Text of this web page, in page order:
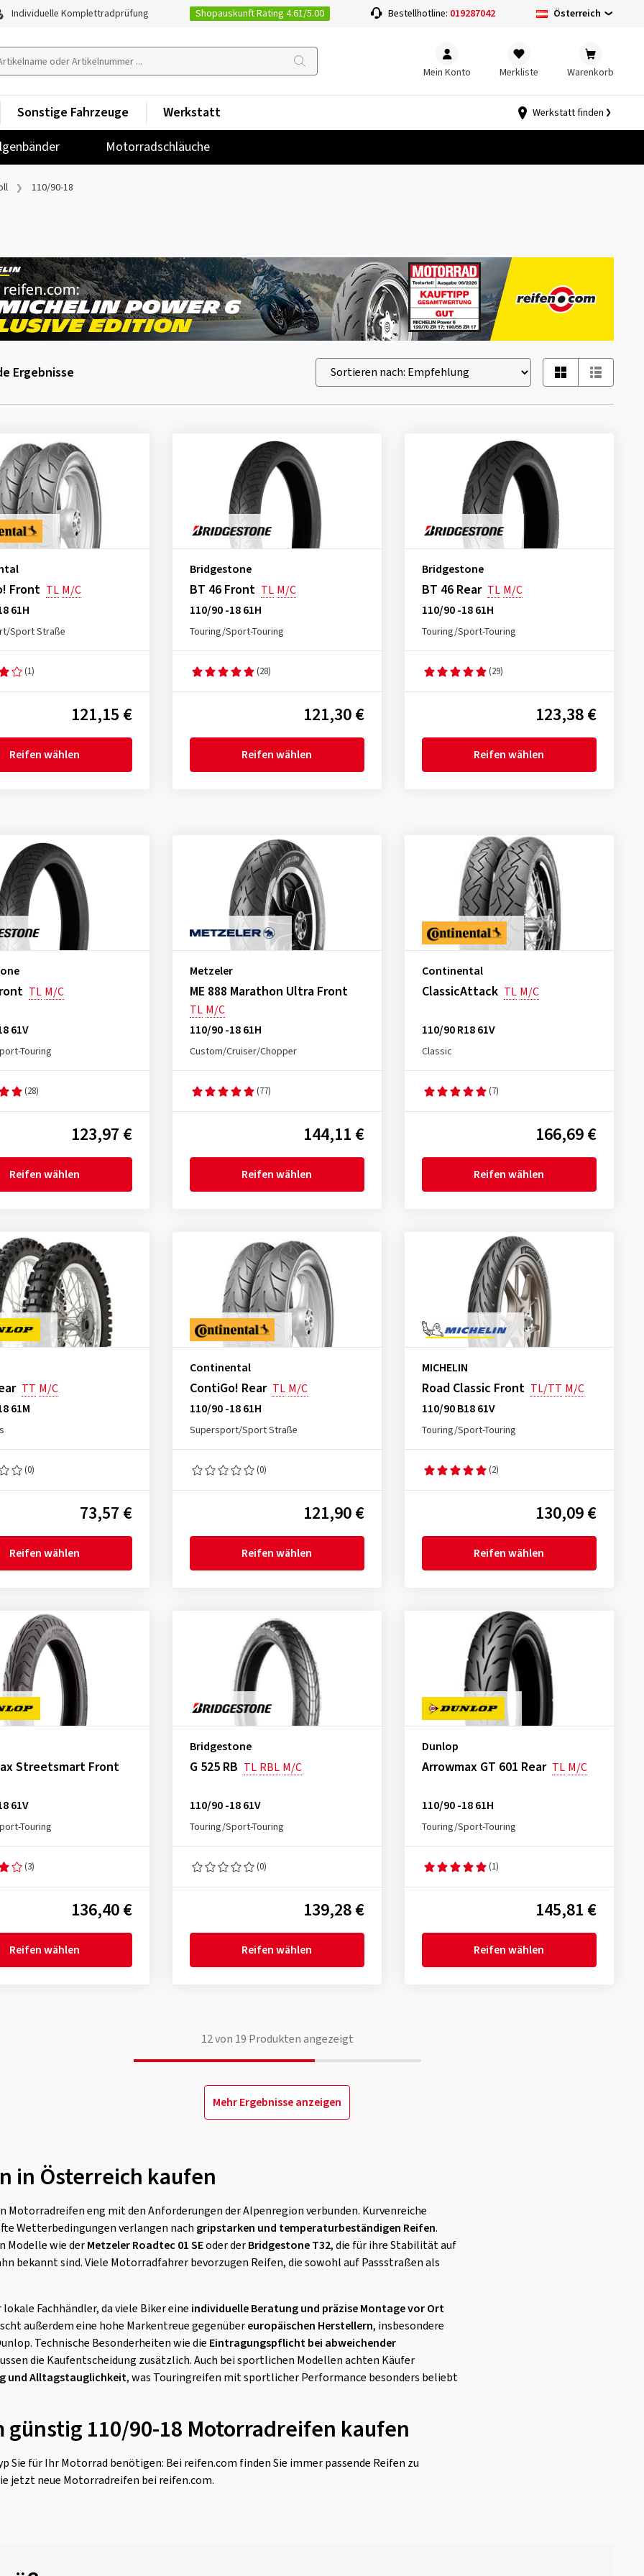
Individuelle Komplettradprüfung Shopauskunft Rating 4.61/5.00 Bestellhotline: 019287042 Österreich
Mein Konto Merkliste Warenkorb
Motorradschläuche
Sonstige Fahrzeuge Werkstatt Werkstatt finden
110/90-18
Ergebnisse
Front TL M/C
61H
Sport Straße
(1)
121,15 €
Reifen wählen
Bridgestone
BT 46 Front TL M/C
110/90 -18 61H
Touring/Sport-Touring
(28)
121,30 €
Reifen wählen
Bridgestone
BT 46 Rear TL M/C
110/90 -18 61H
Touring/Sport-Touring
(29)
123,38 €
Reifen wählen
TL M/C
61V
Touring
(28)
123,97 €
Reifen wählen
Metzeler
ME 888 Marathon Ultra Front
TL M/C
110/90 -18 61H
Custom/Cruiser/Chopper
(77)
144,11 €
Reifen wählen
Continental
ClassicAttack TL M/C
110/90 R18 61V
Classic
(7)
166,69 €
Reifen wählen
TT M/C
61M
(0)
73,57 €
Reifen wählen
Continental
ContiGo! Rear TL M/C
110/90 -18 61H
Supersport/Sport Straße
(0)
121,90 €
Reifen wählen
MICHELIN
Road Classic Front TL/TT M/C
110/90 B18 61V
Touring/Sport-Touring
(2)
130,09 €
Reifen wählen
Streetsmart Front
61V
Touring
(3)
136,40 €
Reifen wählen
Bridgestone
G 525 RB TL RBL M/C
110/90 -18 61V
Touring/Sport-Touring
(0)
139,28 €
Reifen wählen
Dunlop
Arrowmax GT 601 Rear TL M/C
110/90 -18 61H
Touring/Sport-Touring
(1)
145,81 €
Reifen wählen
12von 19 Produkten angezeigt
Mehr Ergebnisse anzeigen
in Österreich kaufen
Motorradreifen eng mit den Anforderungen der Alpenregion verbunden. Kurvenreiche
Wetterbedingungen verlangen nach gripstarken und temperaturbeständigen Reifen.
Modelle wie derMetzeler Roadtec 01 SEoder derBridgestone T32, die für ihre Stabilität auf
bekannt sind. Viele Motorradfahrer bevorzugen Reifen, die sowohl auf Passstraßen als
Fachhändler, da viele Biker eine individuelle Beratung und präzise Montage vor Ort
außerdem eine hohe Markentreue gegenübereuropäischen Herstellern, insbesondere
Technische Besonderheiten wie die Eintragungspflicht bei abweichender
die Kaufentscheidung zusätzlich. Auch bei sportlichen Modellen achten Käufer
und Alltagstauglichkeit, was Touringreifen mit sportlicher Performance besonders beliebt
günstig 110/90-18 Motorradreifen kaufen
Sie für Ihr Motorrad benötigen: Bei reifen.com finden Sie immer passende Reifen zu
jetzt neue Motorradreifen bei reifen.com.